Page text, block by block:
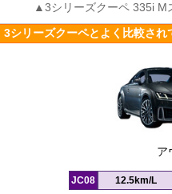
▲3シリーズクーペ 335i M
3シリーズクーペとよく比較され
ア
JC08 12.5km/L